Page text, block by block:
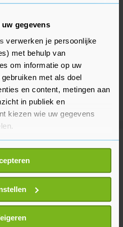
gegevens
verwerken je persoonlijke
met behulp van
om informatie op uw
met als doel
en content, metingen aan
in publiek en
kiezen wie uw gegevens
ook graag:
over uw geografische
meter nauwkeurig kan zijn
door het actief te
eigenschappen (fingerprinting)
gegevens worden